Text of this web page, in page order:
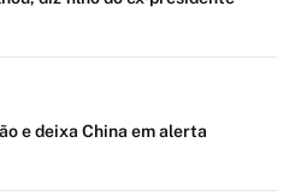
e deixa China em alerta